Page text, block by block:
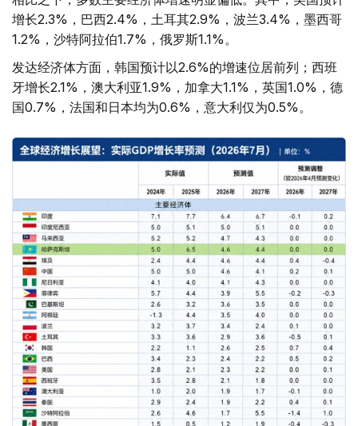
增长2.3%，巴西2.4%，土耳其2.9%，波兰3.4%，墨西哥
1.2%，沙特阿拉伯1.7%，俄罗斯1.1%。
发达经济体方面，韩国预计以2.6%的增速位居前列；西班
牙增长2.1%，澳大利亚1.9%，加拿大1.1%，英国1.0%，德
国0.7%，法国和日本均为0.6%，意大利仅为0.5%。